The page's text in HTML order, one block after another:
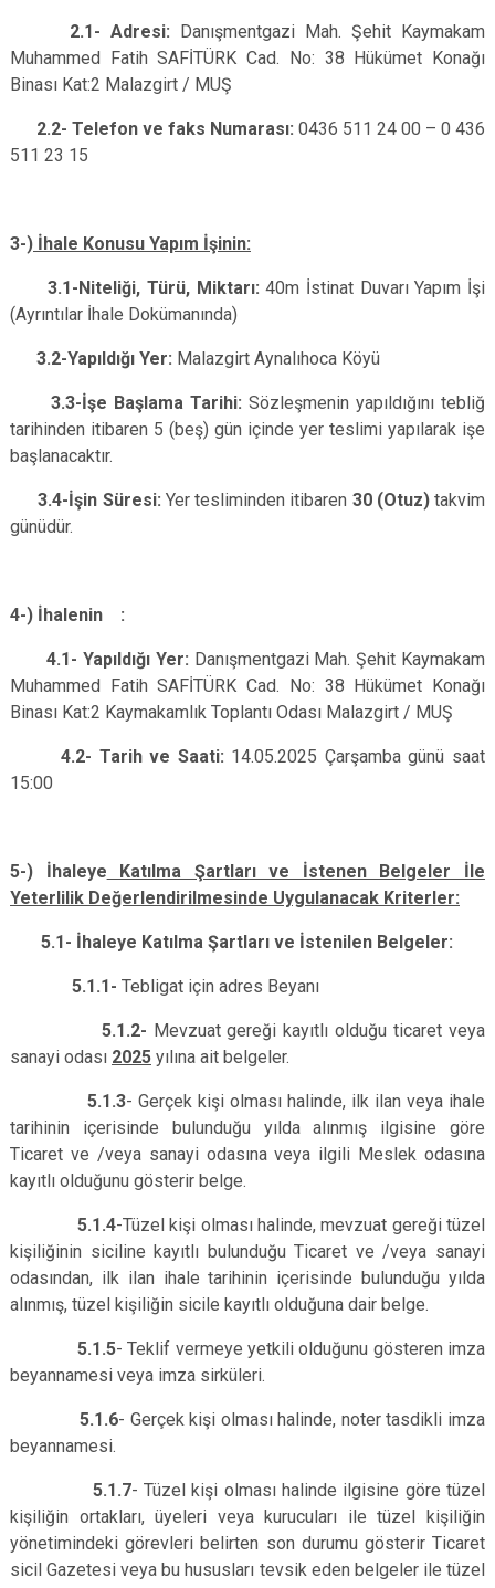
2.1- Adresi: Danışmentgazi Mah. Şehit Kaymakam
Muhammed Fatih SAFİTÜRK Cad. No: 38 Hükümet Konağı
Binası Kat:2 Malazgirt / MUŞ
2.2- Telefon ve faks Numarası: 0436 511 24 00 – 0 436
511 23 15
3-) İhale Konusu Yapım İşinin:
3.1-Niteliği, Türü, Miktarı:40m İstinat Duvarı Yapım İşi
(Ayrıntılar İhale Dokümanında)
3.2-Yapıldığı Yer: Malazgirt Aynalıhoca Köyü
3.3-İşe Başlama Tarihi: Sözleşmenin yapıldığını tebliğ
tarihinden itibaren 5 (beş) gün içinde yer teslimi yapılarak işe
başlanacaktır.
3.4-İşin Süresi: Yer tesliminden itibaren 30 (Otuz)takvim
günüdür.
4-) İhalenin :
4.1- Yapıldığı Yer: Danışmentgazi Mah. Şehit Kaymakam
Muhammed Fatih SAFİTÜRK Cad. No: 38 Hükümet Konağı
Binası Kat:2 Kaymakamlık Toplantı Odası Malazgirt / MUŞ
4.2- Tarih ve Saati: 14.05.2025 Çarşamba günü saat
15:00
5-) İhaleye Katılma Şartları ve İstenen Belgeler İle
Yeterlilik Değerlendirilmesinde Uygulanacak Kriterler:
5.1- İhaleye Katılma Şartları ve İstenilen Belgeler:
5.1.1- Tebligat için adres Beyanı
5.1.2- Mevzuat gereği kayıtlı olduğu ticaret veya
sanayi odası 2025 yılına ait belgeler.
5.1.3- Gerçek kişi olması halinde, ilk ilan veya ihale
tarihinin içerisinde bulunduğu yılda alınmış ilgisine göre
Ticaret ve /veya sanayi odasına veya ilgili Meslek odasına
kayıtlı olduğunu gösterir belge.
5.1.4-Tüzel kişi olması halinde, mevzuat gereği tüzel
kişiliğinin siciline kayıtlı bulunduğu Ticaret ve /veya sanayi
odasından, ilk ilan ihale tarihinin içerisinde bulunduğu yılda
alınmış, tüzel kişiliğin sicile kayıtlı olduğuna dair belge.
5.1.5- Teklif vermeye yetkili olduğunu gösteren imza
beyannamesi veya imza sirküleri.
5.1.6- Gerçek kişi olması halinde, noter tasdikli imza
beyannamesi.
5.1.7- Tüzel kişi olması halinde ilgisine göre tüzel
kişiliğin ortakları, üyeleri veya kurucuları ile tüzel kişiliğin
yönetimindeki görevleri belirten son durumu gösterir Ticaret
sicil Gazetesi veya bu hususları tevsik eden belgeler ile tüzel